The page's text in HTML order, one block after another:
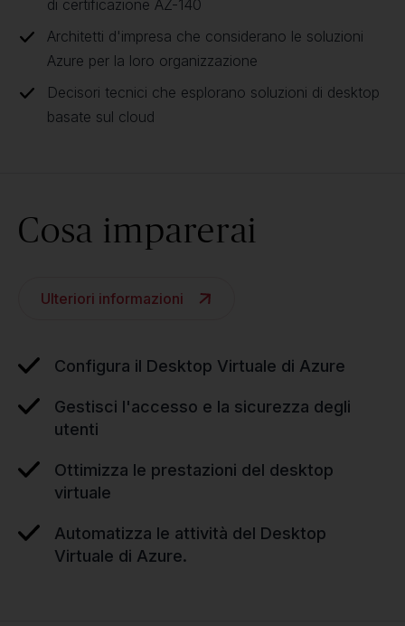
di certificazione AZ-140
Architetti d'impresa che considerano le soluzioni
Azure per la loro organizzazione
Decisori tecnici che esplorano soluzioni di desktop
basate sul cloud
Cosa imparerai
Ulteriori informazioni
Configura il Desktop Virtuale di Azure
Gestisci l'accesso e la sicurezza degli
utenti
Ottimizza le prestazioni del desktop
virtuale
Automatizza le attività del Desktop
Virtuale di Azure.